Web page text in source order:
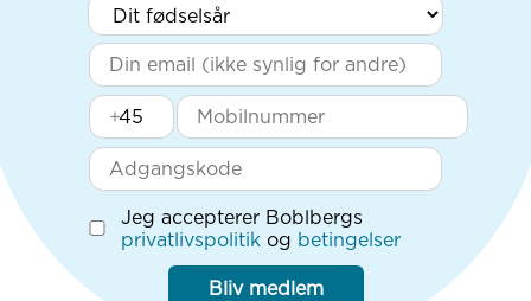
+
Jeg accepterer Boblbergs
privatlivspolitik og betingelser
Bliv medlem